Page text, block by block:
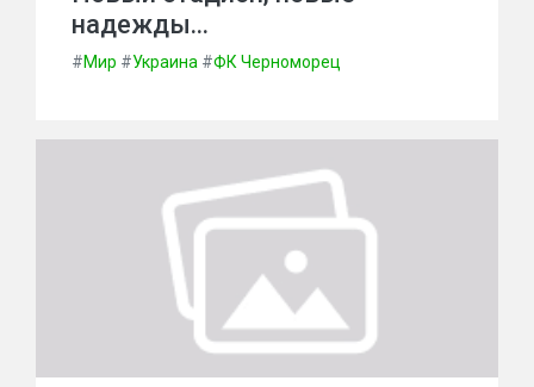
надежды…
#Мир #Украина #ФК Черноморец